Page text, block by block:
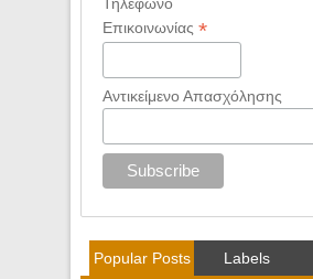
Επικοινωνίας *
Αντικείμενο Απασχόλησης
Popular Posts Labels